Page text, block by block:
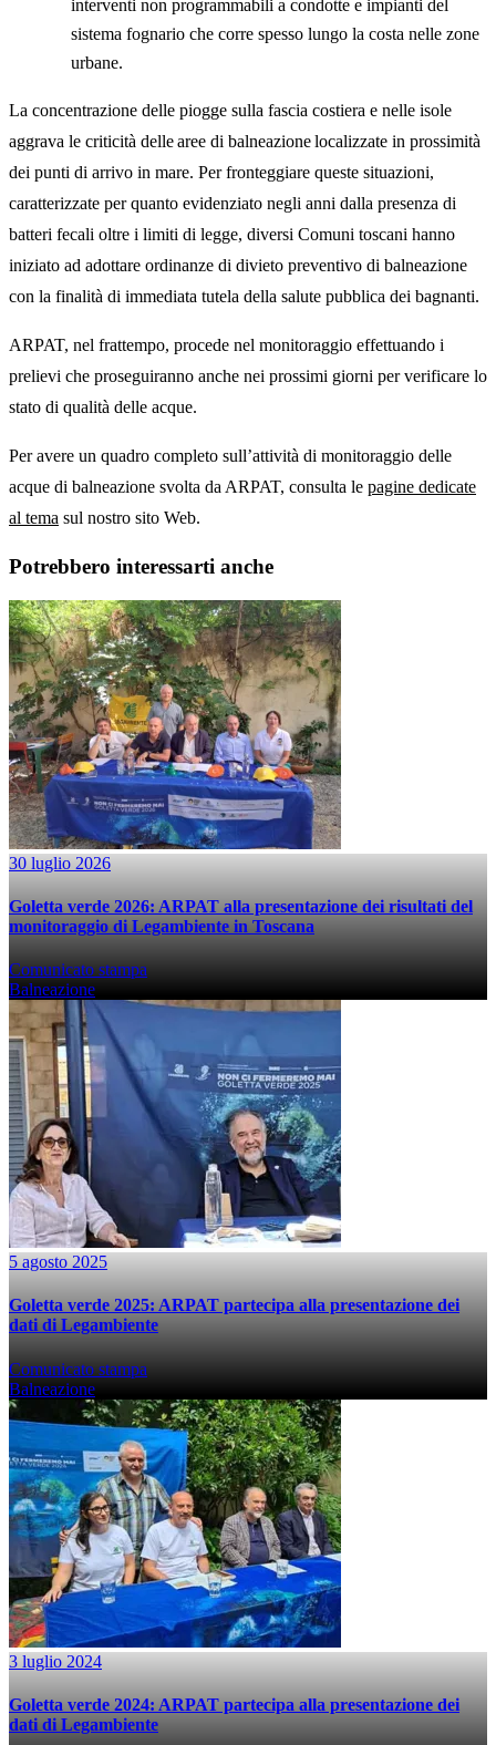
interventi non programmabili a condotte e impianti del
sistema fognario che corre spesso lungo la costa nelle zone
urbane.
La concentrazione delle piogge sulla fascia costiera e nelle isole
aggrava le criticità delle aree di balneazione localizzate in prossimità
dei punti di arrivo in mare. Per fronteggiare queste situazioni,
caratterizzate per quanto evidenziato negli anni dalla presenza di
batteri fecali oltre i limiti di legge, diversi Comuni toscani hanno
iniziato ad adottare ordinanze di divieto preventivo di balneazione
con la finalità di immediata tutela della salute pubblica dei bagnanti.
ARPAT, nel frattempo, procede nel monitoraggio effettuando i
prelievi che proseguiranno anche nei prossimi giorni per verificare lo
stato di qualità delle acque.
Per avere un quadro completo sull’attività di monitoraggio delle
acque di balneazione svolta da ARPAT, consulta le pagine dedicate
al tema sul nostro sito Web.
Potrebbero interessarti anche
30 luglio 2026
Goletta verde 2026: ARPAT alla presentazione dei risultati del
monitoraggio di Legambiente in Toscana
Comunicato stampa
Balneazione
5 agosto 2025
Goletta verde 2025: ARPAT partecipa alla presentazione dei
dati di Legambiente
Comunicato stampa
Balneazione
3 luglio 2024
Goletta verde 2024: ARPAT partecipa alla presentazione dei
dati di Legambiente